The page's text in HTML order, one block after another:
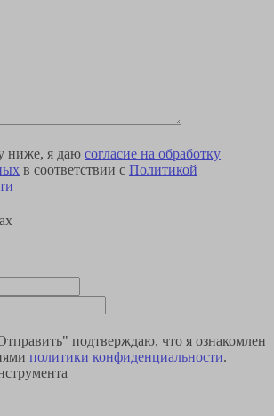
ниже, я даю согласие на обработку
в соответствии с Политикой
подтверждаю, что я ознакомлен
политики конфиденциальности.